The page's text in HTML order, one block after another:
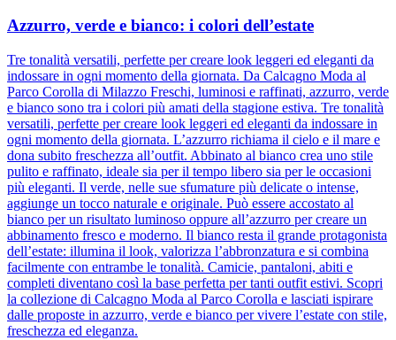
Azzurro, verde e bianco: i colori dell’estate
Tre tonalità versatili, perfette per creare look leggeri ed eleganti da
indossare in ogni momento della giornata. Da Calcagno Moda al
Parco Corolla di Milazzo Freschi, luminosi e raffinati, azzurro, verde
e bianco sono tra i colori più amati della stagione estiva. Tre tonalità
versatili, perfette per creare look leggeri ed eleganti da indossare in
ogni momento della giornata. L’azzurro richiama il cielo e il mare e
dona subito freschezza all’outfit. Abbinato al bianco crea uno stile
pulito e raffinato, ideale sia per il tempo libero sia per le occasioni
più eleganti. Il verde, nelle sue sfumature più delicate o intense,
aggiunge un tocco naturale e originale. Può essere accostato al
bianco per un risultato luminoso oppure all’azzurro per creare un
abbinamento fresco e moderno. Il bianco resta il grande protagonista
dell’estate: illumina il look, valorizza l’abbronzatura e si combina
facilmente con entrambe le tonalità. Camicie, pantaloni, abiti e
completi diventano così la base perfetta per tanti outfit estivi. Scopri
la collezione di Calcagno Moda al Parco Corolla e lasciati ispirare
dalle proposte in azzurro, verde e bianco per vivere l’estate con stile,
freschezza ed eleganza.